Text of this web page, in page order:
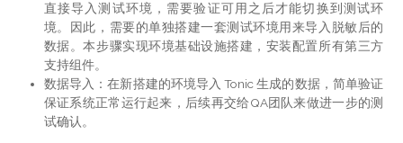
直接导入测试环境，需要验证可用之后才能切换到测试环
境。因此，需要的单独搭建一套测试环境用来导入脱敏后的
数据。本步骤实现环境基础设施搭建，安装配置所有第三方
支持组件。
数据导入：在新搭建的环境导入 Tonic 生成的数据，简单验证
保证系统正常运行起来，后续再交给QA团队来做进一步的测
试确认。